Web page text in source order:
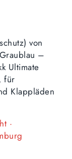
von
–
Ultimate
für
Klappläden
·